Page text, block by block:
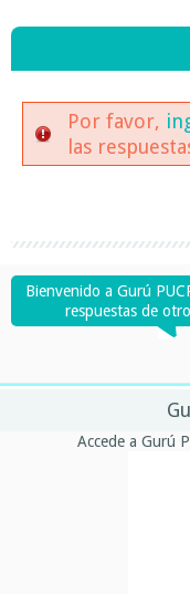
Por favor,
las
Bienvenido a Gurú
respuestas de
Accede a Gurú